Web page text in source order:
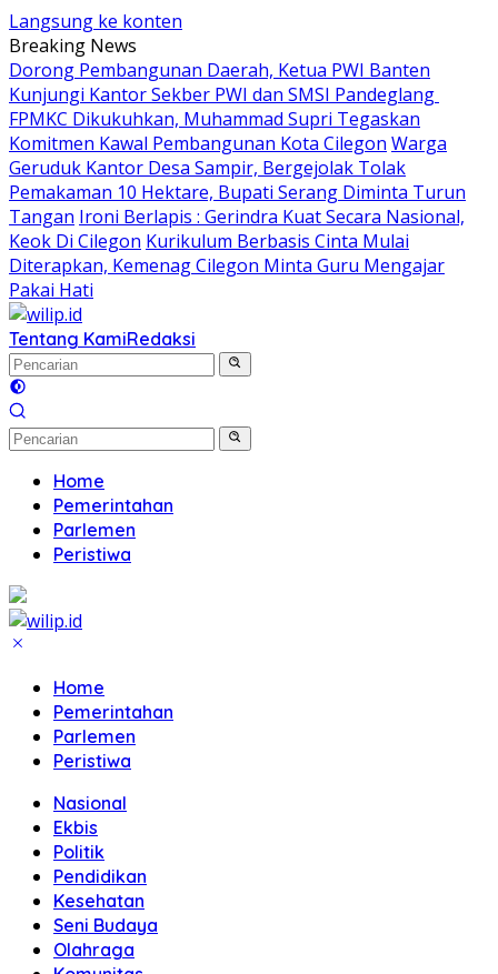
Langsung ke konten
Breaking News
Dorong Pembangunan Daerah, Ketua PWI Banten
Kunjungi Kantor Sekber PWI dan SMSI Pandeglang
FPMKC Dikukuhkan, Muhammad Supri Tegaskan
Komitmen Kawal Pembangunan Kota Cilegon Warga
Geruduk Kantor Desa Sampir, Bergejolak Tolak
Pemakaman 10 Hektare, Bupati Serang Diminta Turun
Tangan Ironi Berlapis : Gerindra Kuat Secara Nasional,
Keok Di Cilegon Kurikulum Berbasis Cinta Mulai
Diterapkan, Kemenag Cilegon Minta Guru Mengajar
Pakai Hati
Tentang KamiRedaksi
Home
Pemerintahan
Parlemen
Peristiwa
Home
Pemerintahan
Parlemen
Peristiwa
Nasional
Ekbis
Politik
Pendidikan
Kesehatan
Seni Budaya
Olahraga